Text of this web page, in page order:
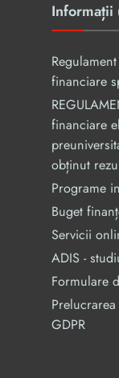
Informații
financiare
financiare
obținut
Programe
Buget
Servicii
ADIS -
Formulare
GDPR